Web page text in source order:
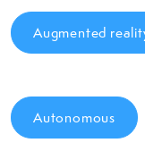
Augmented
Autonomous